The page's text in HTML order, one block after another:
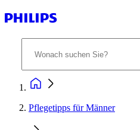
Pflegetipps für Männer